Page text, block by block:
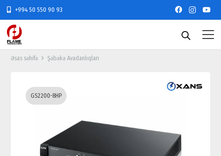
+994 50 550 90 93
Əsas səhifə Şəbəkə Avadanlıqları
GS2200-8HP